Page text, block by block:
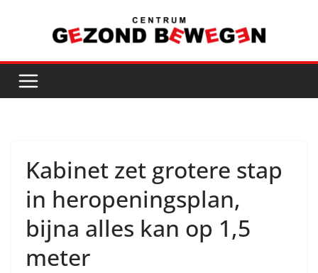
inhoud
Kabinet zet grotere stap
in heropeningsplan,
bijna alles kan op 1,5
meter